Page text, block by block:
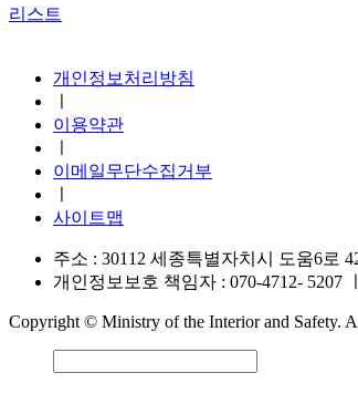
리스트
개인정보처리방침
이용약관
이메일무단수집거부
사이트맵
주소 : 30112 세종특별자치시 도움6로
개인정보보호 책임자 : 070-4712- 5207
Copyright © Ministry of the Interior and Safety.